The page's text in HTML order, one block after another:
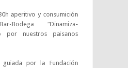
aperitivo y consumición
“Dinamiza-
por nuestros paisanos
por la Fundación